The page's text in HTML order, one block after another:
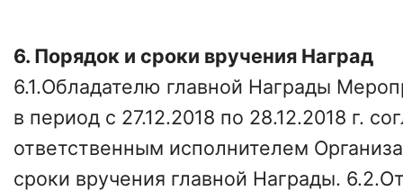
6. Порядок и сроки вручения Наград
6.1.Обладателю главной Награды
в период с 27.12.2018 по 28.12.2018 г.
ответственным исполнителем
сроки вручения главной Награды.